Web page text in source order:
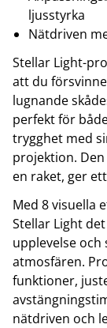
ljusstyrka
Nätdriven
Stellar Light-
att du
lugnande
perfekt för
trygghet med
projektion.
en raket, ger
Med 8 visuella
Stellar Light
upplevelse och
atmosfären.
funktioner,
nätdriven och